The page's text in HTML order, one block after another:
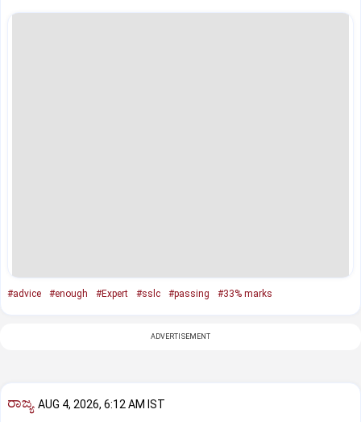
#advice #enough #Expert #sslc #passing #33% marks
ADVERTISEMENT
ರಾಜ್ಯ AUG 4, 2026, 6:12 AM IST